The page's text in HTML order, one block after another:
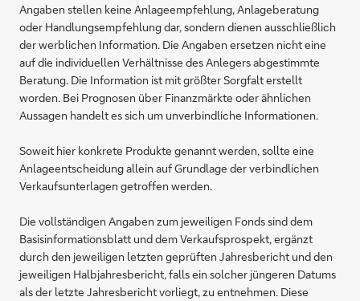
Angaben stellen keine Anlageempfehlung, Anlageberatung
oder Handlungsempfehlung dar, sondern dienen ausschließlich
der werblichen Information. Die Angaben ersetzen nicht eine
auf die individuellen Verhältnisse des Anlegers abgestimmte
Beratung. Die Information ist mit größter Sorgfalt erstellt
worden. Bei Prognosen über Finanzmärkte oder ähnlichen
Aussagen handelt es sich um unverbindliche Informationen.
Soweit hier konkrete Produkte genannt werden, sollte eine
Anlageentscheidung allein auf Grundlage der verbindlichen
Verkaufsunterlagen getroffen werden.
Die vollständigen Angaben zum jeweiligen Fonds sind dem
Basisinformationsblatt und dem Verkaufsprospekt, ergänzt
durch den jeweiligen letzten geprüften Jahresbericht und den
jeweiligen Halbjahresbericht, falls ein solcher jüngeren Datums
als der letzte Jahresbericht vorliegt, zu entnehmen. Diese